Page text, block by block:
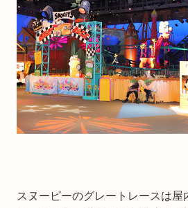
スヌーピーのグレートレースは屋